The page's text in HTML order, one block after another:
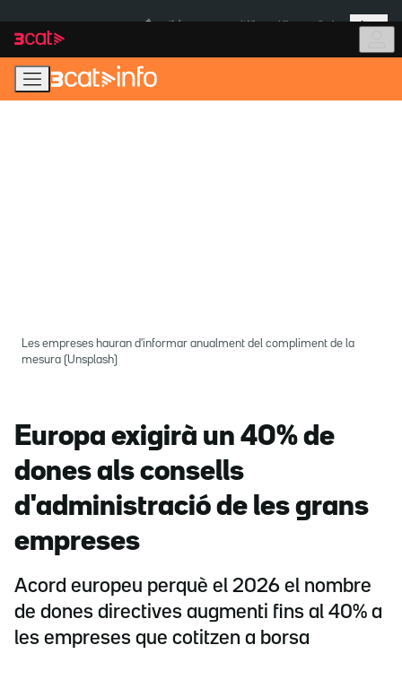
navegació
principal
contingut
Més
Les empreses hauran d'informar anualment del compliment de la
mesura (Unsplash)
Europa exigirà un 40% de
dones als consells
d'administració de les grans
empreses
Acord europeu perquè el 2026 el nombre
de dones directives augmenti fins al 40% a
les empreses que cotitzen a borsa